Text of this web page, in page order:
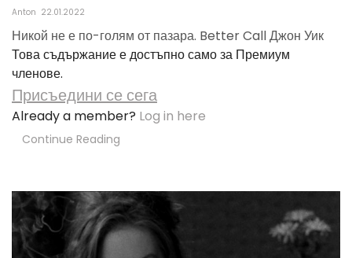
Anton 22.01.2022
Никой не е по-голям от пазара. Better Call Джон Уик
Това съдържание е достъпно само за Премиум
членове.
Присъедини се сега
Already a member? Log in here
Continue Reading